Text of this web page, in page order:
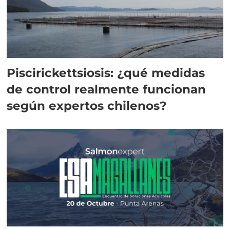
Piscirickettsiosis: ¿qué medidas
de control realmente funcionan
según expertos chilenos?